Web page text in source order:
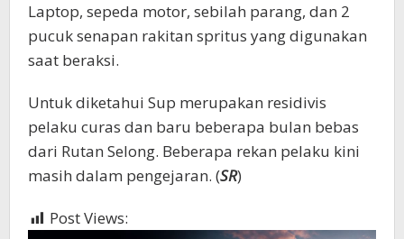
Laptop, sepeda motor, sebilah parang, dan 2
pucuk senapan rakitan spritus yang digunakan
saat beraksi.
Untuk diketahui Sup merupakan residivis
pelaku curas dan baru beberapa bulan bebas
dari Rutan Selong. Beberapa rekan pelaku kini
masih dalam pengejaran. (SR)
Post Views: